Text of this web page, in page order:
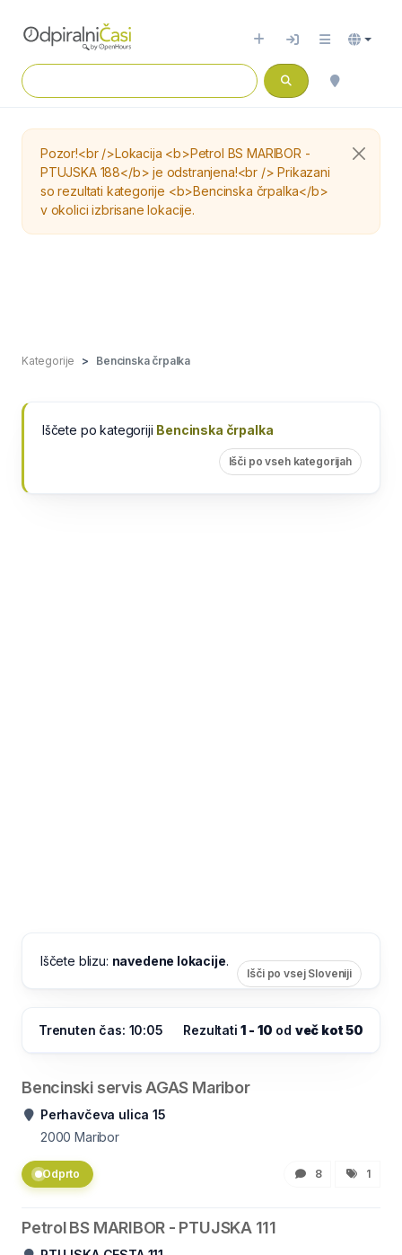
Pozor!<br />Lokacija <b>Petrol BS MARIBOR -
PTUJSKA 188</b> je odstranjena!<br /> Prikazani
so rezultati kategorije <b>Bencinska črpalka</b>
v okolici izbrisane lokacije.
Kategorije Bencinska črpalka
Iščete po kategoriji Bencinska črpalka
Išči po vseh kategorijah
Iščete blizu: navedene lokacije.
Išči po vsej Sloveniji
Trenuten čas: 10:05 Rezultati1 - 10 od več kot 50
Bencinski servis AGAS Maribor
Perhavčeva ulica 15
2000 Maribor
Odprto 8 1
Petrol BS MARIBOR - PTUJSKA 111